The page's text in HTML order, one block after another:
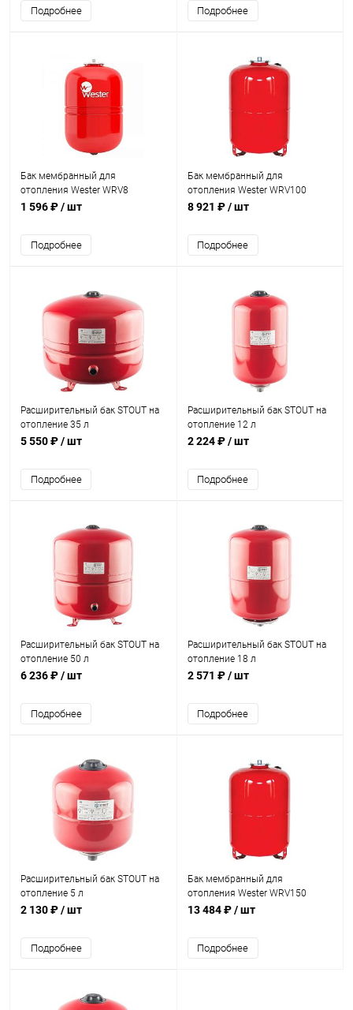
Подробнее Подробнее
Бак мембранный для
отопления Wester WRV8
1 596 ₽/ шт
Подробнее
Бак мембранный для
отопления Wester WRV100
8 921 ₽/ шт
Подробнее
Расширительный бак STOUT на
отопление 35 л
5 550 ₽/ шт
Подробнее
Расширительный бак STOUT на
отопление 12 л
2 224 ₽/ шт
Подробнее
Расширительный бак STOUT на
отопление 50 л
6 236 ₽/ шт
Подробнее
Расширительный бак STOUT на
отопление 18 л
2 571 ₽/ шт
Подробнее
Расширительный бак STOUT на
отопление 5 л
2 130 ₽/ шт
Подробнее
Бак мембранный для
отопления Wester WRV150
13 484 ₽/ шт
Подробнее